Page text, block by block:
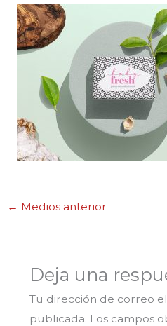
← Medios anterior
Deja una
Tu dirección de correo
publicada. Los campos